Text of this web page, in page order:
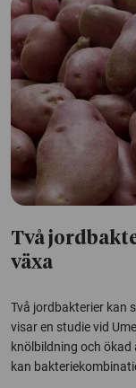
Två
växa
Två jordbakterier kan
visar en studie vid
knölbildning och
kan